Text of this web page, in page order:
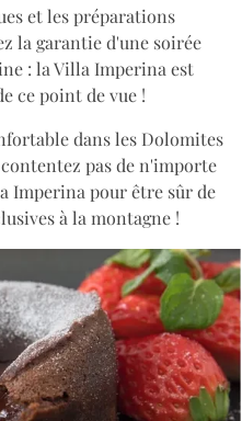
et les préparations
la garantie d'une soirée
: la Villa Imperina est
ce point de vue !
dans les Dolomites
pas de n'importe
Imperina pour être sûr de
à la montagne !